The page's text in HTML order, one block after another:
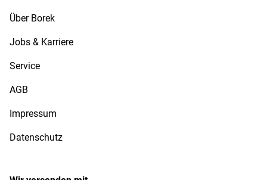
Über Borek
Jobs & Karriere
Service
AGB
Impressum
Datenschutz